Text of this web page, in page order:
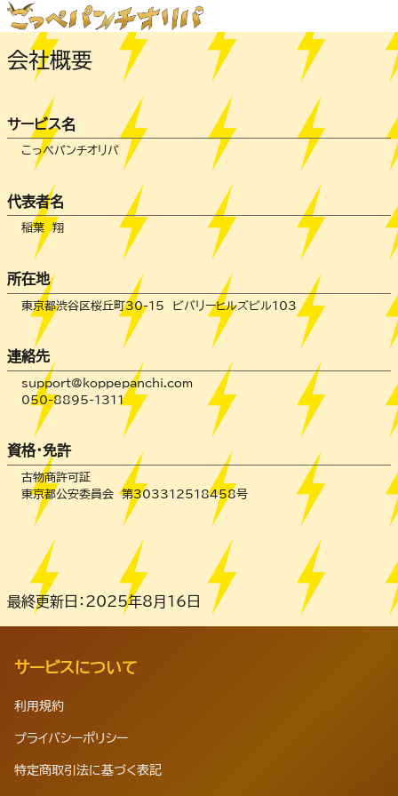
会社概要
サービス名
こっぺパンチオリパ
代表者名
稲葉 翔
所在地
東京都渋谷区桜丘町30-15 ビバリーヒルズビル103
連絡先
support@koppepanchi.com
050-8895-1311
資格・免許
古物商許可証
東京都公安委員会 第303312518458号
最終更新日：2025年8月16日
サービスについて
利用規約
プライバシーポリシー
特定商取引法に基づく表記